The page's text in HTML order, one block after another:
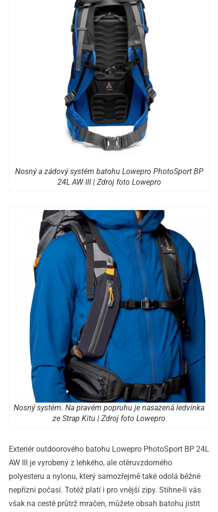
Nosný a zádový systém batohu Lowepro PhotoSport BP
24L AW III | Zdroj foto Lowepro
Nosný systém. Na pravém popruhu je nasazená ledvinka
ze Strap Kitu | Zdroj foto Lowepro
Exteriér outdoorového batohu Lowepro PhotoSport BP 24L
AW III je vyrobený z lehkého, ale otěruvzdorného
polyesteru a nylonu, který samozřejmě také odolá běžné
nepřízni počasí. Totéž platí i pro vnější zipy. Stihne-li vás
však na cestě průtrž mračen, můžete obsah batohu jistit